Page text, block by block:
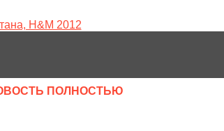
ПОЛНОСТЬЮ